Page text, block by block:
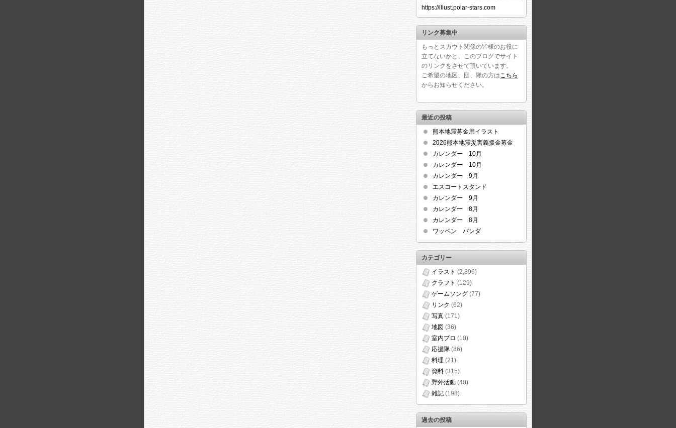
https://illust.polar-stars.com
リンク募集中
もっとスカウト関係の皆様のお役に
立てないかと、このブログでサイト
のリンクをさせて頂いています。
ご希望の地区、団、隊の方はこちら
からお知らせください。
最近の投稿
熊本地震募金用イラスト
2026熊本地震災害義援金募金
カレンダー 10月
カレンダー 10月
カレンダー 9月
エスコートスタンド
カレンダー 9月
カレンダー 8月
カレンダー 8月
ワッペン パンダ
カテゴリー
イラスト (2,896)
クラフト (129)
ゲームソング (77)
リンク (62)
写真 (171)
地図 (36)
室内プロ (10)
応援隊 (86)
料理 (21)
資料 (315)
野外活動 (40)
雑記 (198)
過去の投稿